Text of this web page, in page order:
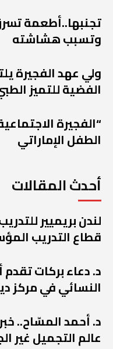
تجنبها..أطعمة
وتسبب هشاشته
ولي عهد الفجيرة
الفضية للتميز
“الفجيرة
الطفل الإماراتي
أحدث المقالات
لندن بريميير
قطاع التدريب
د. دعاء بركات
النسائي في مركز
د. أحمد المسّاح..
عالم التجميل غير